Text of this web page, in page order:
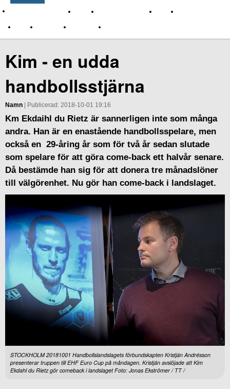
Om Idrottens Affärer
Affärer I spåren av Corona Arena
Namn Sponsring TV-nyheter
Kim - en udda
handbollsstjärna
Namn | Publicerad: 2018-10-01 19:16
Km Ekdaihl du Rietz är sannerligen inte som många
andra. Han är en enastående handbollsspelare, men
också en 29-åring år som för två år sedan slutade
som spelare för att göra come-back ett halvår senare.
Då bestämde han sig för att donera tre månadslöner
till välgörenhet. Nu gör han come-back i landslaget.
STOCKHOLM 20181001 Handbollslandslagets förbundskapten Kristján Andrésson
presenterar truppen till EHF Euro Cup på måndagen. Kristján avslöjade att Kim
Ekdahl du Rietz gör comeback i landslaget Foto: Jonas Ekströmer / TT /